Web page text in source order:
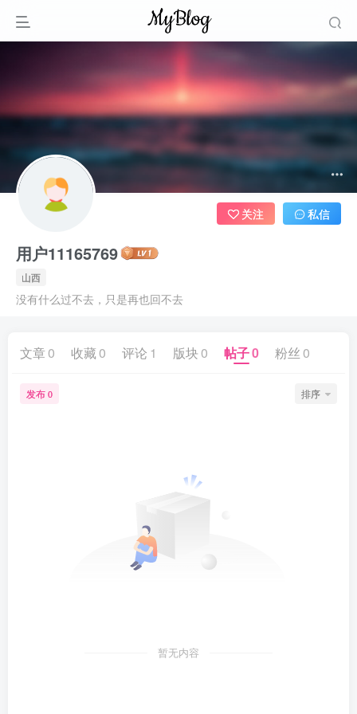
用户11165769
山西
没有什么过不去，只是再也回不去
关注 私信
文章0 收藏 0 评论 1 版块 0 帖子0 粉丝 0
发布 0 排序
暂无内容